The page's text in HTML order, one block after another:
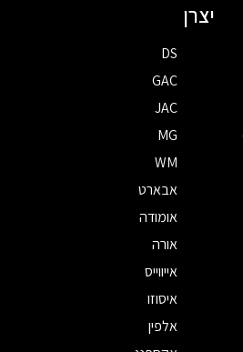
יצרן
DS
GAC
JAC
MG
WM
אבארט
אומודה
אורה
אייווייס
איסוזו
אלפין